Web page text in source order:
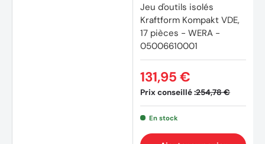
Jeu d'outils isolés
Kraftform Kompakt VDE,
17 pièces - WERA -
05006610001
Prix conseillé :254,78 €
131,95 €
En stock